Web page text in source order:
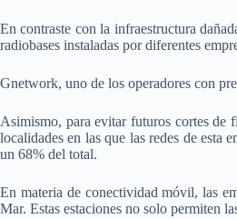
En contraste con la infraestructura
radiobases instaladas por diferentes
Gnetwork, uno de los operadores con
Asimismo, para evitar futuros cortes de
localidades en las que las redes de esta
un 68% del total.
En materia de conectividad móvil, las
Mar. Estas estaciones no solo permiten